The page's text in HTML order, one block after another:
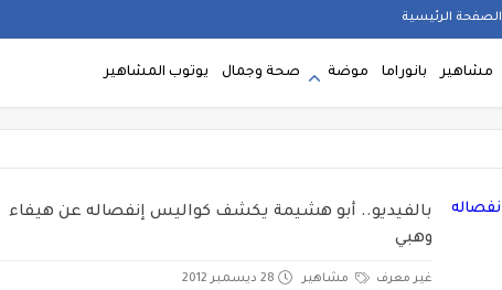
الصفحة الرئيسية
مشاهير بانوراما موضة صحة وجمال يوتوب المشاهير
بالفيديو.. أبو هشيمة يكشف كواليس إنفصاله عن هيفاء
وهبي
غير معرف مشاهير 28 ديسمبر 2012